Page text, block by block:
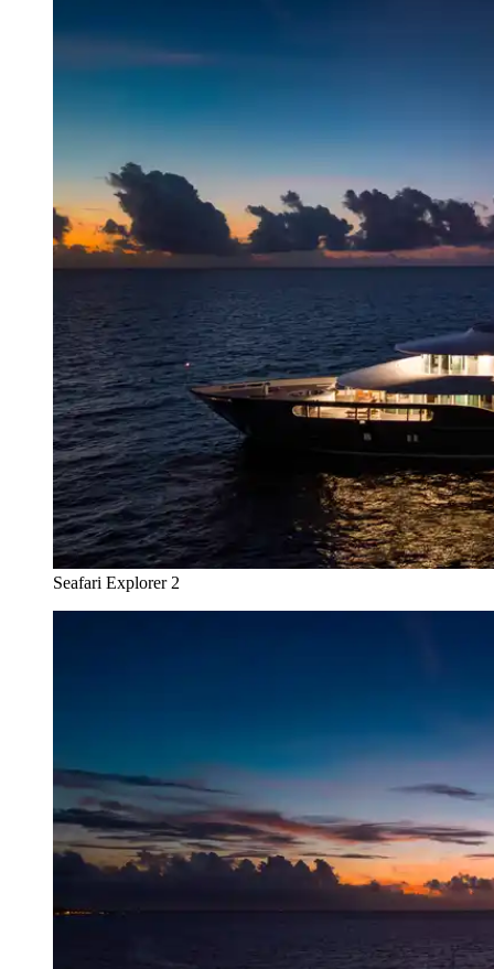
Seafari Explorer 2